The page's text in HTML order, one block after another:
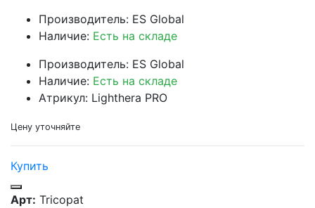
Производитель: ES Global
Наличие: Есть на складе
Производитель: ES Global
Наличие: Есть на складе
Атрикул: Lighthera PRO
Цену уточняйте
Купить
Арт: Tricopat